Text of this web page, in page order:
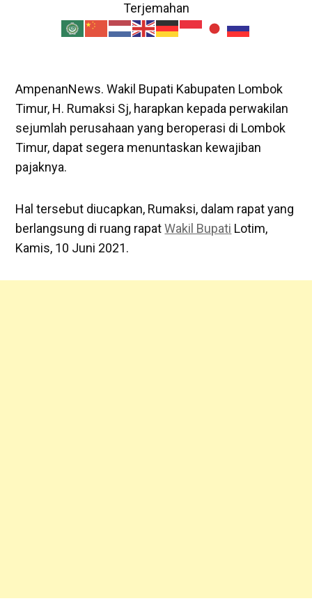
Terjemahan
AmpenanNews. Wakil Bupati Kabupaten Lombok
Timur, H. Rumaksi Sj, harapkan kepada perwakilan
sejumlah perusahaan yang beroperasi di Lombok
Timur, dapat segera menuntaskan kewajiban
pajaknya.
Hal tersebut diucapkan, Rumaksi, dalam rapat yang
berlangsung di ruang rapatWakil Bupati Lotim,
Kamis, 10 Juni 2021.